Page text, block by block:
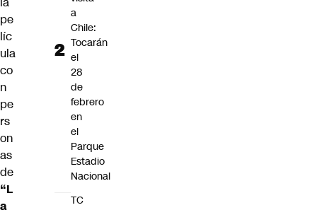
pe
líc
ula
co
n
pe
rs
on
as
de
“L
a
a
Chile:
Tocarán
el
28
de
febrero
en
el
Parque
Estadio
Nacional
TC